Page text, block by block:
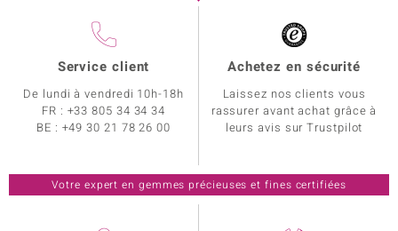
Service client
De lundi à vendredi 10h-18h
FR : +33 805 34 34 34
BE : +49 30 21 78 26 00
Achetez en sécurité
Laissez nos clients vous
rassurer avant achat grâce à
leurs avis sur Trustpilot
Votre expert en gemmes précieuses et fines certifiées